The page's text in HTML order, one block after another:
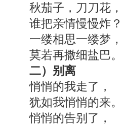
秋茄子，刀刀花，
谁把亲情慢慢炸？
一缕相思一缕梦，
莫若再撒细盐巴。
二）别离
悄悄的我走了，
犹如我悄悄的来。
悄悄的告别了，